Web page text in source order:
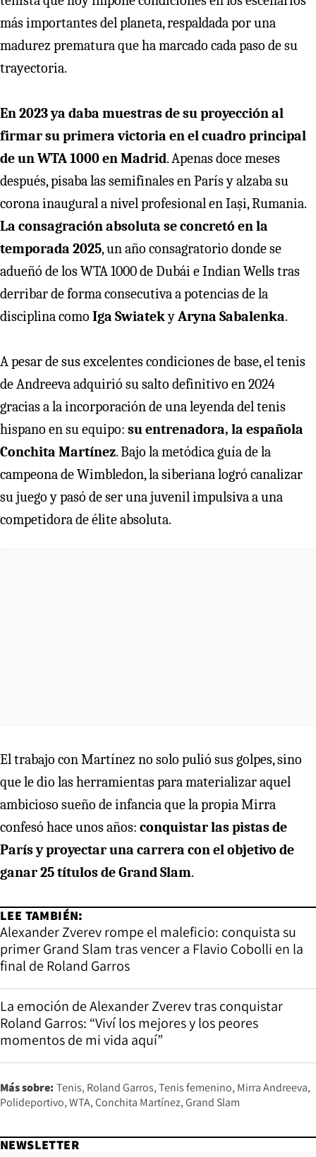
más importantes del planeta, respaldada por una
madurez prematura que ha marcado cada paso de su
trayectoria.
En 2023 ya daba muestras de su proyección al
firmar su primera victoria en el cuadro principal
de un WTA 1000 en Madrid. Apenas doce meses
después, pisaba las semifinales en París y alzaba su
corona inaugural a nivel profesional en Iași, Rumania.
La consagración absoluta se concretó en la
temporada 2025, un año consagratorio donde se
adueñó de los WTA 1000 de Dubái e Indian Wells tras
derribar de forma consecutiva a potencias de la
disciplina como Iga SwiatekyAryna Sabalenka.
A pesar de sus excelentes condiciones de base, el tenis
de Andreeva adquirió su salto definitivo en 2024
gracias a la incorporación de una leyenda del tenis
hispano en su equipo: su entrenadora, la española
Conchita Martínez. Bajo la metódica guía de la
campeona de Wimbledon, la siberiana logró canalizar
su juego y pasó de ser una juvenil impulsiva a una
competidora de élite absoluta.
El trabajo con Martínez no solo pulió sus golpes, sino
que le dio las herramientas para materializar aquel
ambicioso sueño de infancia que la propia Mirra
confesó hace unos años: conquistar las pistas de
París y proyectar una carrera con el objetivo de
ganar 25 títulos de Grand Slam.
LEE TAMBIÉN:
Alexander Zverev rompe el maleficio: conquista su
primer Grand Slam tras vencer a Flavio Cobolli en la
final de Roland Garros
La emoción de Alexander Zverev tras conquistar
Roland Garros: “Viví los mejores y los peores
momentos de mi vida aquí”
Más sobre: Tenis Roland Garros Tenis femenino Mirra Andreeva
Polideportivo WTA Conchita Martínez Grand Slam
NEWSLETTER